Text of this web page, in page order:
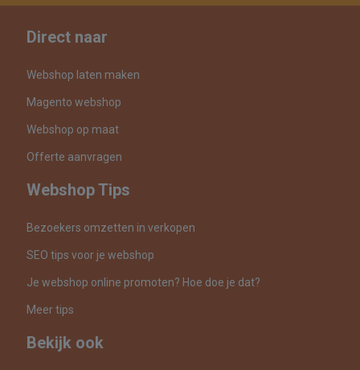
Direct naar
Webshop laten maken
Magento webshop
Webshop op maat
Offerte aanvragen
Webshop Tips
Bezoekers omzetten in verkopen
SEO tips voor je webshop
Je webshop online promoten? Hoe doe je dat?
Meer tips
Bekijk ook